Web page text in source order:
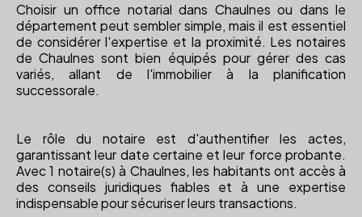
Choisir un office notarial dans Chaulnes ou dans le
département peut sembler simple, mais il est essentiel
de considérer l'expertise et la proximité. Les notaires
de Chaulnes sont bien équipés pour gérer des cas
variés, allant de l'immobilier à la planification
successorale.
Le rôle du notaire est d'authentifier les actes,
garantissant leur date certaine et leur force probante.
Avec 1 notaire(s) à Chaulnes, les habitants ont accès à
des conseils juridiques fiables et à une expertise
indispensable pour sécuriser leurs transactions.